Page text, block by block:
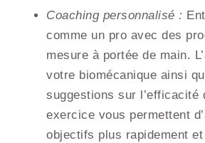
Coaching personnalisé :
comme un pro avec des
mesure à portée de main.
votre biomécanique ainsi
suggestions sur l’efficacité
exercice vous permettent
objectifs plus rapidement